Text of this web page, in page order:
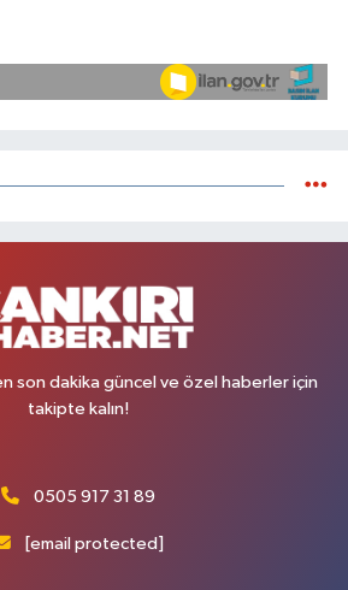
son dakika güncel ve özel haberler için
takipte kalın!
0505 917 31 89
[email protected]